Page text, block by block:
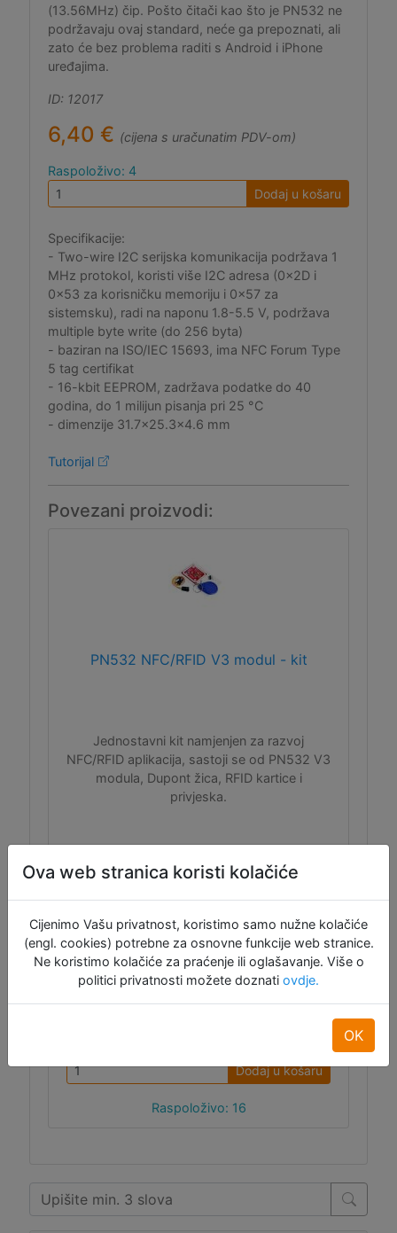
(13.56MHz) čip. Pošto čitači kao što je PN532 ne
podržavaju ovaj standard, neće ga prepoznati, ali
zato će bez problema raditi s Android i iPhone
uređajima.
ID: 12017
6,40 € (cijena s uračunatim PDV-om)
Raspoloživo: 4
Dodaj u košaru
Specifikacije:
- Two-wire I2C serijska komunikacija podržava 1
MHz protokol, koristi više I2C adresa (0x2D i
0x53 za korisničku memoriju i 0x57 za
sistemsku), radi na naponu 1.8-5.5 V, podržava
multiple byte write (do 256 byta)
- baziran na ISO/IEC 15693, ima NFC Forum Type
5 tag certifikat
- 16-kbit EEPROM, zadržava podatke do 40
godina, do 1 milijun pisanja pri 25 °C
- dimenzije 31.7x25.3x4.6 mm
Tutorijal
Povezani proizvodi:
PN532 NFC/RFID V3 modul - kit
Jednostavni kit namjenjen za razvoj
NFC/RFID aplikacija, sastoji se od PN532 V3
modula, Dupont žica, RFID kartice i
privjeska.
ID:10332
(13,00 €)
10,40 €
Dodaj u košaru
Raspoloživo: 16
Ova web stranica koristi kolačiće
Cijenimo Vašu privatnost, koristimo samo nužne kolačiće
(engl. cookies) potrebne za osnovne funkcije web stranice.
Ne koristimo kolačiće za praćenje ili oglašavanje. Više o
politici privatnosti možete doznati ovdje.
OK